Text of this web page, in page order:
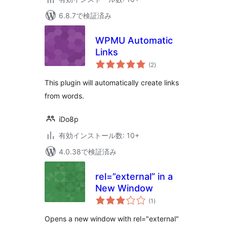
6.8.7で検証済み
WPMU Automatic
Links
(2個
の
価
)
This plugin will automatically create links
from words.
iDo8p
有効インストール数: 10+
4.0.38で検証済み
rel=”external” in a
New Window
(1 個
の
価
)
Opens a new window with rel="external"